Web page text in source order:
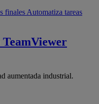
finales Automatiza tareas
TeamViewer
aumentada industrial.